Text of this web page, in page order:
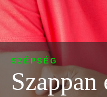
SZÉPSÉG
Szappan